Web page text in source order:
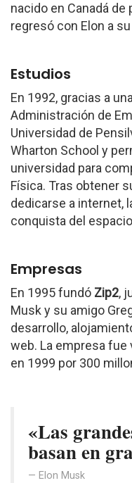
nacido en Canadá
regresó con Elon a
Estudios
En 1992, gracias a
Administración de
Universidad de
Wharton School y
universidad para
Física. Tras obtener
dedicarse a internet,
conquista del
Empresas
En 1995 fundó Zip2,
Musk y su amigo
desarrollo,
web. La empresa fue
en 1999 por 300
«Las
basan en
Elon Musk